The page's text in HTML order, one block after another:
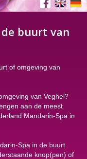
buurt van
of omgeving van
van Veghel?
aan de meest
Mandarin-Spa in
Spa in de buurt
knop(pen) of